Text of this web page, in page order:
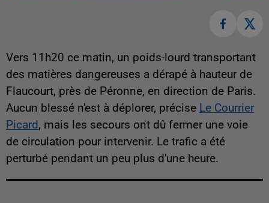
Vers 11h20 ce matin, un poids-lourd transportant
des matières dangereuses a dérapé à hauteur de
Flaucourt, près de Péronne, en direction de Paris.
Aucun blessé n'est à déplorer, précise Le Courrier
Picard, mais les secours ont dû fermer une voie
de circulation pour intervenir. Le trafic a été
perturbé pendant un peu plus d'une heure.